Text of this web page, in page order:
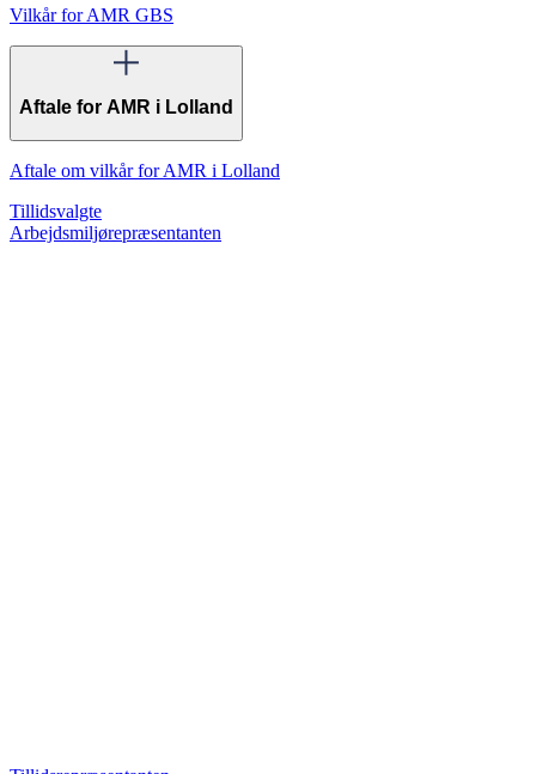
Vilkår for AMR GBS
Aftale for AMR i Lolland
Aftale om vilkår for AMR i Lolland
Tillidsvalgte
Arbejdsmiljørepræsentanten